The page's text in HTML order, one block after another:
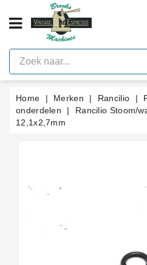
CATEGORIE
Vintage
Espresso
Machines
E61
Espresso
Machine
Onderdelen
Home Merken Rancilio
onderdelen
Rancilio Stoom/
12,1x2,7mm